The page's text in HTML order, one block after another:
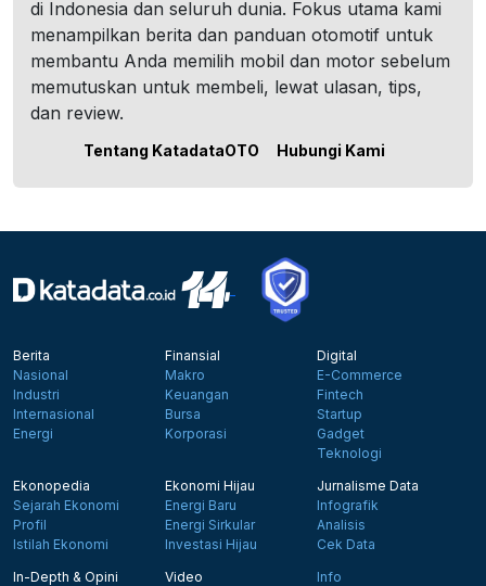
di Indonesia dan seluruh dunia. Fokus utama kami
menampilkan berita dan panduan otomotif untuk
membantu Anda memilih mobil dan motor sebelum
memutuskan untuk membeli, lewat ulasan, tips,
dan review.
Tentang KatadataOTO Hubungi Kami
Berita
Nasional
Industri
Internasional
Energi
Finansial
Makro
Keuangan
Bursa
Korporasi
Digital
E-Commerce
Fintech
Startup
Gadget
Teknologi
Ekonopedia
Sejarah Ekonomi
Profil
Istilah Ekonomi
Ekonomi Hijau
Energi Baru
Energi Sirkular
Investasi Hijau
Jurnalisme Data
Infografik
Analisis
Cek Data
In-Depth & Opini
Video Info